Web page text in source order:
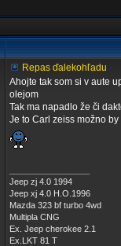
Repas ďalekohľadu
Ahojte tak som si v aute
olejom
Tak ma napadlo že či
Je to Carl zeiss možno
Jeep zj 4.0 1994
Jeep xj 4.0 H.O.1996
Mazda 323 bf turbo 4wd
Multipla CNG
Ex. Jeep cherokee 2.1
Ex.LKT 81 T